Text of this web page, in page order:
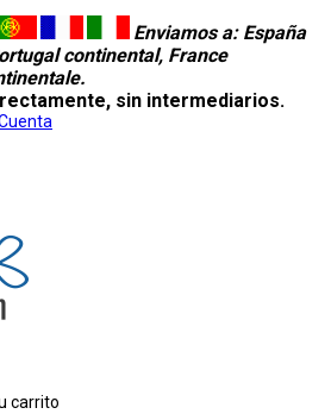
Enviamos a: España
continental, France
sin intermediarios.
carrito